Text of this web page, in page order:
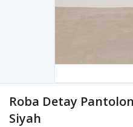
Roba Detay
Siyah